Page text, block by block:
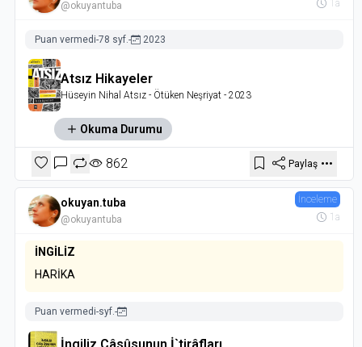
@okuyantuba 1a
Puan vermedi-78 syf.- 2023
Atsız Hikayeler
Hüseyin Nihal Atsız - Ötüken Neşriyat - 2023
Okuma Durumu
862 Paylaş
okuyan.tuba
@okuyantuba
İnceleme
1a
İNGİLİZ
HARİKA
Puan vermedi-syf.-
İngiliz Câsûsunun İ`tirâfları